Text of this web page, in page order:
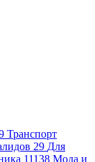
Транспорт
29 Для
11138 Мода и